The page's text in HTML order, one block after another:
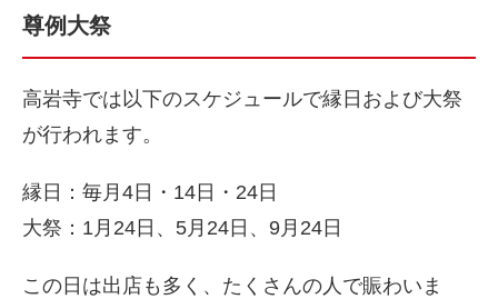
尊例大祭
高岩寺では以下のスケジュールで縁日および大祭
が行われます。
縁日：毎月4日・14日・24日
大祭：1月24日、5月24日、9月24日
この日は出店も多く、たくさんの人で賑わいま